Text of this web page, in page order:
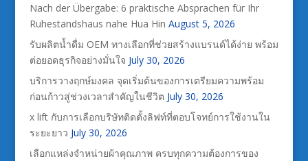
Nach der Übergabe: 6 praktische Absprachen für Ihr
Ruhestandshaus nahe Hua Hin August 5, 2026
รับผลิตน้ำดื่ม OEM ทางเลือกที่ช่วยสร้างแบรนด์ได้ง่าย พร้อม
ต่อยอดธุรกิจอย่างมั่นใจ July 30, 2026
บริการวางฤกษ์มงคล จุดเริ่มต้นของการเตรียมความพร้อม
ก่อนก้าวสู่ช่วงเวลาสำคัญในชีวิต July 30, 2026
x lift กับการเลือกบริษัทติดตั้งลิฟท์ที่ตอบโจทย์การใช้งานใน
ระยะยาว July 30, 2026
เลือกแหล่งจำหน่ายผ้าคุณภาพ ครบทุกความต้องการของ